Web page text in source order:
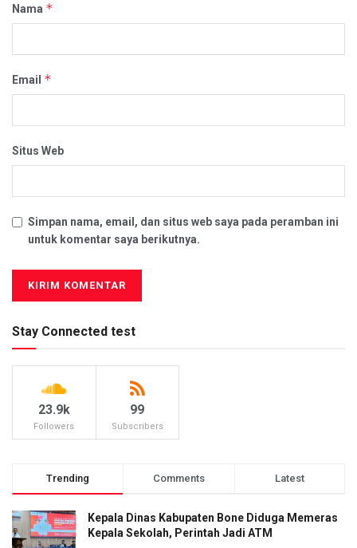
Nama *
Email *
Situs Web
Simpan nama, email, dan situs web saya pada peramban ini
untuk komentar saya berikutnya.
Stay Connected test
23.9k
Followers
99
Subscribers
Trending Comments Latest
Kepala Dinas Kabupaten Bone Diduga Memeras
Kepala Sekolah, Perintah Jadi ATM